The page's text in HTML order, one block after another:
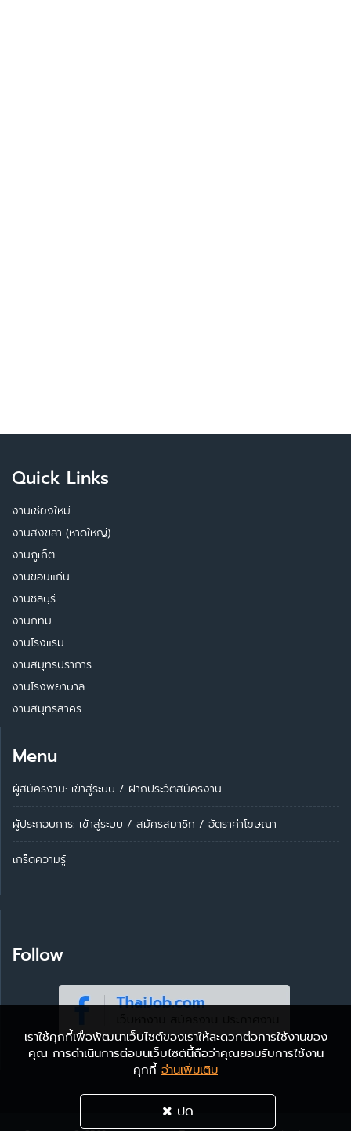
Quick Links
งานเชียงใหม่
งานสงขลา (หาดใหญ่)
งานภูเก็ต
งานขอนแก่น
งานชลบุรี
งานกทม
งานโรงแรม
งานสมุทรปราการ
งานโรงพยาบาล
งานสมุทรสาคร
Menu
ผู้สมัครงาน: เข้าสู่ระบบ / ฝากประวัติสมัครงาน
ผู้ประกอบการ: เข้าสู่ระบบ / สมัครสมาชิก / อัตราค่าโฆษณา
เกร็ดความรู้
Follow
เราใช้คุกกี้เพื่อพัฒนาเว็บไซต์ของเราให้สะดวกต่อการใช้งานของ
คุณ การดำเนินการต่อบนเว็บไซต์นี้ถือว่าคุณยอมรับการใช้งาน
คุกกี้ อ่านเพิ่มเติม
ปิด